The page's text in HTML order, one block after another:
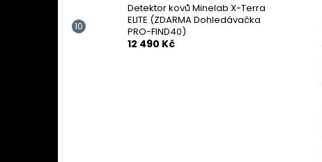
Detektor kovů Minelab X-Terra
ELITE (ZDARMA Dohledávačka
PRO-FIND40)
12 490 Kč